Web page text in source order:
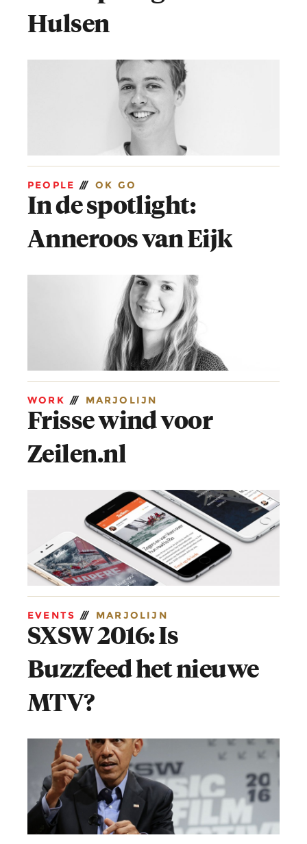
Hulsen
PEOPLE /// OK GO
In de spotlight:
Anneroos van Eijk
WORK /// MARJOLIJN
Frisse wind voor
Zeilen.nl
EVENTS /// MARJOLIJN
SXSW 2016: Is
Buzzfeed het nieuwe
MTV?